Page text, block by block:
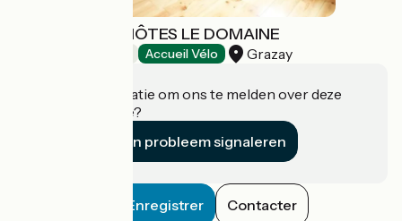
CHAMBRES D'HÔTES LE DOMAINE
Accueil Vélo Grazay
Heeft u informatie om ons te melden over deze
accommodatie?
Een probleem signaleren
Enregistrer Contacter